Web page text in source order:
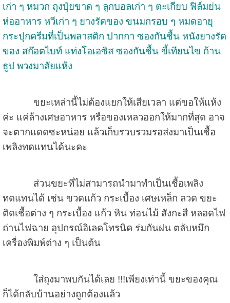
เก่า ๆ หมวก ถุงปุ๋ยขาด ๆ ลูกบอลเก่า ๆ ตะเกียบ ฟิล์มย่น
ห่ออาหาร หวีเก่า ๆ ยางรัดของ ขนมกรอบ ๆ หมดอายุ
กระปุกครีมที่เป็นพลาสติก ปากกา ซองกันชื้น หนังยางรัด
ของ สก๊อตไบท์ แท่งโอเอซิส ซองกันชื้น ขี้เทียนไข ก้าน
ธูป พวงมาลัยแห้ง
ขยะเหล่านี้ไม่ต้องแยกให้เสียเวลา แต่ขอให้แห้ง
ค่ะ แค่ล้างเศษอาหาร หรือของเหลวออกให้มากที่สุด อาจ
จะตากแดดซะหน่อย แล้วเก็บรวบรวมรอส่งมาเป็นเชื้อ
เพลิงทดแทนได้นะคะ
ส่วนขยะที่ไม่สามารถนำมาทำเป็นเชื้อเพลิง
ทดแทนได้ เช่น ขวดแก้ว กระเบื้อง เศษเหล็ก ลวด ขยะ
ติดเชื้อต่าง ๆ กระเบื้อง แก้ว หิน ท่อนไม้ สังกะสี หลอดไฟ
ถ่านไฟฉาย อุปกรณ์อิเลคโทรนิค ร่มกันฝน ตลับหมึก
เครื่องพิมพ์ต่าง ๆ เป็นต้น
ใส่ถุงมาพบกันได้เลย !!!เพียงเท่านี้ ขยะของคุณ
ก็ได้กลับบ้านอย่างถูกต้องแล้ว